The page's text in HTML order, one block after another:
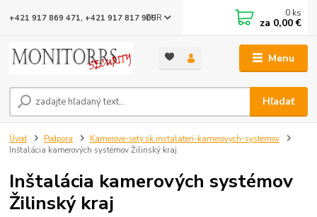
Menu
EUR
Hľadať
+421 917 869 471, +421 917 817 905 0 ks
za 0,00 €
Úvod Podpora
Kamerove-sety.sk instalateri-kamerovych-systemov
Inštalácia kamerových systémov Žilinský kraj
Inštalácia kamerových systémov
Žilinský kraj